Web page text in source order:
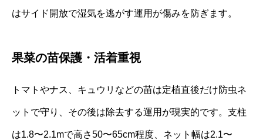
はサイド開放で湿気を逃がす運用が傷みを防ぎます。
果菜の苗保護・活着重視
トマトやナス、キュウリなどの苗は定植直後だけ防虫ネ
ットで守り、その後は除去する運用が現実的です。支柱
は1.8〜2.1mで高さ50〜65cm程度、ネット幅は2.1〜